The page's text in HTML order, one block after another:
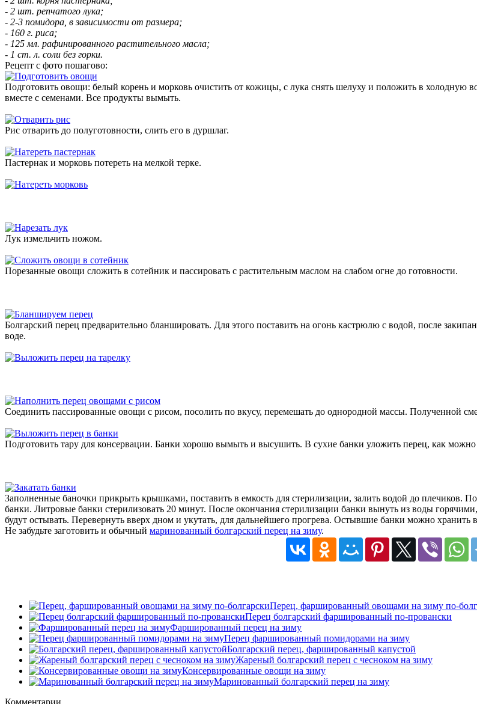
- 2 шт. репчатого лука;
- 2-3 помидора, в зависимости от размера;
- 160 г. риса;
- 125 мл. рафинированного растительного масла;
- 1 ст. л. соли без горки.
Рецепт с фото пошагово:
Подготовить овощи: белый корень и морковь очистить от кожицы, с лука снять шелуху и положить в холодную
вместе с семенами. Все продукты вымыть.
Рис отварить до полуготовности, слить его в дуршлаг.
Пастернак и морковь потереть на мелкой терке.
Лук измельчить ножом.
Порезанные овощи сложить в сотейник и пассировать с растительным маслом на слабом огне до готовности.
Болгарский перец предварительно бланшировать. Для этого поставить на огонь кастрюлю с водой, после
воде.
Соединить пассированные овощи с рисом, посолить по вкусу, перемешать до однородной массы. Полученной
Подготовить тару для консервации. Банки хорошо вымыть и высушить. В сухие банки уложить перец, как
Заполненные баночки прикрыть крышками, поставить в емкость для стерилизации, залить водой до плечиков.
банки. Литровые банки стерилизовать 20 минут. После окончания стерилизации банки вынуть из воды горячими,
будут остывать. Перевернуть вверх дном и укутать, для дальнейшего прогрева. Остывшие банки можно хранить
Не забудьте заготовить и обычный маринованный болгарский перец на зиму.
Перец, фаршированный овощами на зиму по-
Перец болгарский фаршированный по-провански
Фаршированный перец на зиму
Перец фаршированный помидорами на зиму
Болгарский перец, фаршированный капустой
Жареный болгарский перец с чесноком на зиму
Консервированные овощи на зиму
Маринованный болгарский перец на зиму